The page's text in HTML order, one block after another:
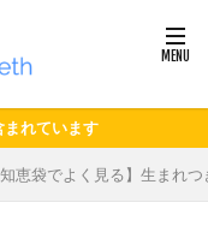
れています
知恵袋でよく見る】生まれ